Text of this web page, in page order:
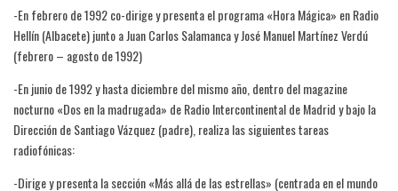
-En febrero de 1992 co-dirige y presenta el programa «Hora Mágica» en Radio
Hellín (Albacete) junto a Juan Carlos Salamanca y José Manuel Martínez Verdú
(febrero – agosto de 1992)
-En junio de 1992 y hasta diciembre del mismo año, dentro del magazine
nocturno «Dos en la madrugada» de Radio Intercontinental de Madrid y bajo la
Dirección de Santiago Vázquez (padre), realiza las siguientes tareas
radiofónicas:
-Dirige y presenta la sección «Más allá de las estrellas» (centrada en el mundo